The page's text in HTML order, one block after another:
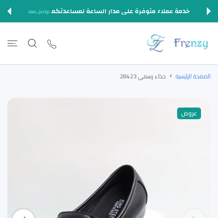
خدمة عملاء متوفرة على مدار الساعة لمساعدتكم تواصل معنا
الصفحة الرئيسية حذاء رسمي 28423
عروض